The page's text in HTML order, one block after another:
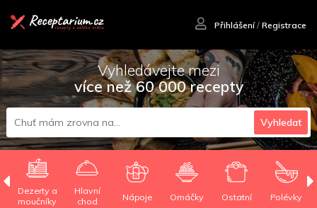
Přihlášení/ Registrace
Vyhledávejte mezi
více než 60 000 recepty
Vyhledat
Dezerty a
moučníky
Hlavní
chod
Nápoje Omáčky Ostatní Polévky